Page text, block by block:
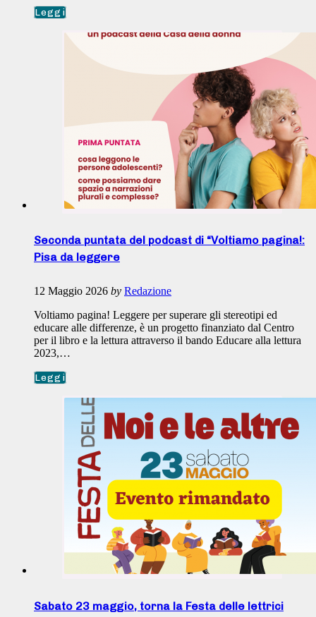
Leggi
Seconda puntata del podcast di “Voltiamo pagina!:
Pisa da leggere
12 Maggio 2026 by Redazione
Voltiamo pagina! Leggere per superare gli stereotipi ed
educare alle differenze, è un progetto finanziato dal Centro
per il libro e la lettura attraverso il bando Educare alla lettura
2023,…
Leggi
Sabato 23 maggio, torna la Festa delle lettrici